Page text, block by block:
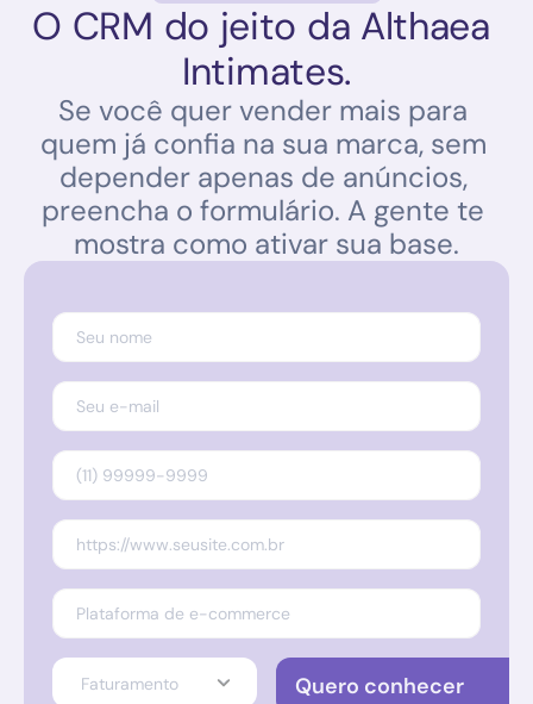
O CRM do jeito da Althaea
Intimates.
Se você quer vender mais para
quem já confia na sua marca, sem
depender apenas de anúncios,
preencha o formulário. A gente te
mostra como ativar sua base.
Quero conhecer